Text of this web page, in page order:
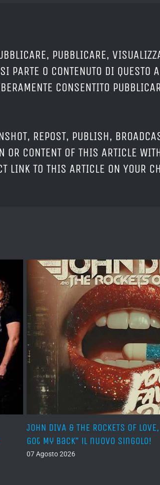
PUBBLICARE,
PARTE O CONTENUTO DI QUESTO
CONSENTITO
REPOST, PUBLISH,
CONTENT OF THIS ARTICLE
LINK TO THIS ARTICLE ON YOUR
JOHN DIVA & THE ROCKETS OF
Got My Back” il nuovo singolo!
07 Agosto 2026